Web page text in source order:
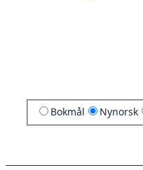
Bokmål Nynorsk